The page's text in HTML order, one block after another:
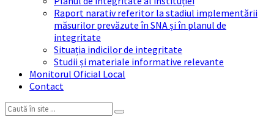
Raport narativ referitor la stadiul implementării
măsurilor prevăzute în SNA și în planul de
integritate
Situația indicilor de integritate
Studii și materiale informative relevante
Monitorul Oficial Local
Contact
Search: